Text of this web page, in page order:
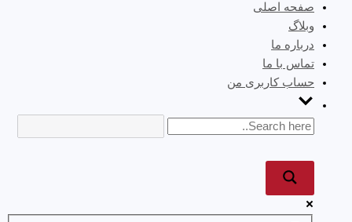
صفحه اصلی
وبلاگ
درباره ما
تماس با ما
حساب کاربری من